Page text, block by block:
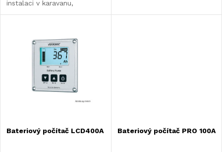
k
instalaci v karavanu,
obytném automobilu nebo
Bateriový počítač LCD400A Bateriový počítač PRO 100A